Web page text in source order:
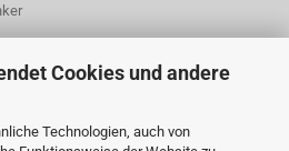
Cookies und andere
Technologien, auch von